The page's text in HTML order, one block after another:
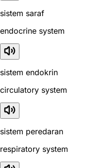
sistem saraf
endocrine system
sistem endokrin
circulatory system
sistem peredaran
respiratory system